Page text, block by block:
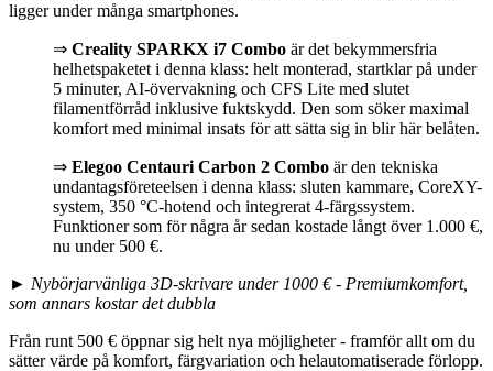
ligger under många smartphones.
⇒ Creality SPARKX i7 Combo är det bekymmersfria
helhetspaketet i denna klass: helt monterad, startklar på under
5 minuter, AI-övervakning och CFS Lite med slutet
filamentförråd inklusive fuktskydd. Den som söker maximal
komfort med minimal insats för att sätta sig in blir här belåten.
⇒ Elegoo Centauri Carbon 2 Combo är den tekniska
undantagsföreteelsen i denna klass: sluten kammare, CoreXY-
system, 350 °C-hotend och integrerat 4-färgssystem.
Funktioner som för några år sedan kostade långt över 1.000 €,
nu under 500 €.
► Nybörjarvänliga 3D-skrivare under 1000 € - Premiumkomfort,
som annars kostar det dubbla
Från runt 500 € öppnar sig helt nya möjligheter - framför allt om du
sätter värde på komfort, färgvariation och helautomatiserade förlopp.